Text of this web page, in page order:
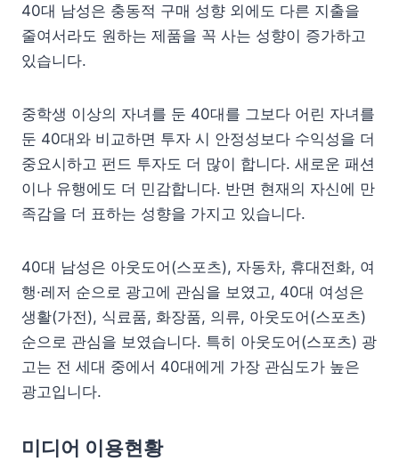
40대 남성은 충동적 구매 성향 외에도 다른 지출을
줄여서라도 원하는 제품을 꼭 사는 성향이 증가하고
있습니다.
중학생 이상의 자녀를 둔 40대를 그보다 어린 자녀를
둔 40대와 비교하면 투자 시 안정성보다 수익성을 더
중요시하고 펀드 투자도 더 많이 합니다. 새로운 패션
이나 유행에도 더 민감합니다. 반면 현재의 자신에 만
족감을 더 표하는 성향을 가지고 있습니다.
40대 남성은 아웃도어(스포츠), 자동차, 휴대전화, 여
행·레저 순으로 광고에 관심을 보였고, 40대 여성은
생활(가전), 식료품, 화장품, 의류, 아웃도어(스포츠)
순으로 관심을 보였습니다. 특히 아웃도어(스포츠) 광
고는 전 세대 중에서 40대에게 가장 관심도가 높은
광고입니다.
미디어 이용현황